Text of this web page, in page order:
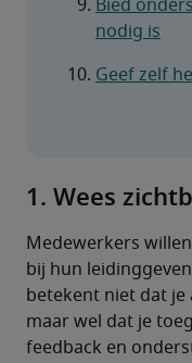
Bied
nodig is
Geef zelf
1. Wees
Medewerkers
bij hun
betekent niet dat je
maar wel dat je
feedback en